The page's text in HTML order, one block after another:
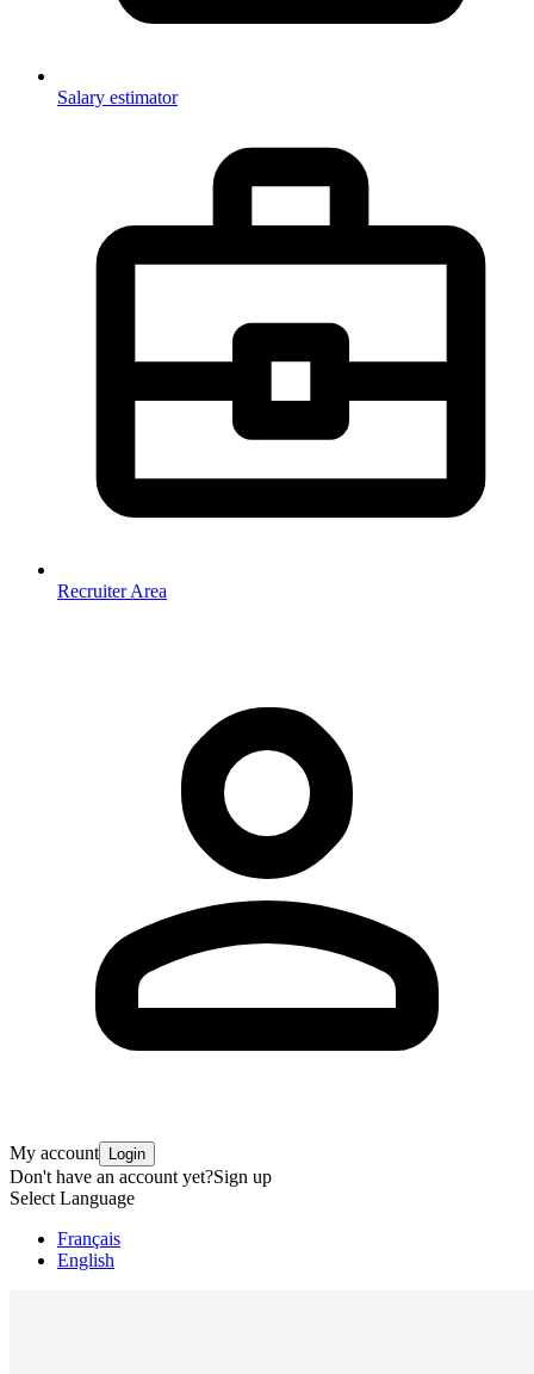
Salary estimator
Recruiter Area
My account Login
Don't have an account yet?Sign up
Select Language
Français
English